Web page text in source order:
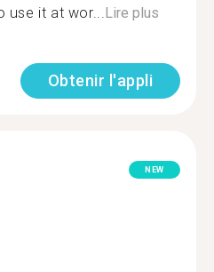
it at wor... Lire plus
Obtenir l'appli
NEW